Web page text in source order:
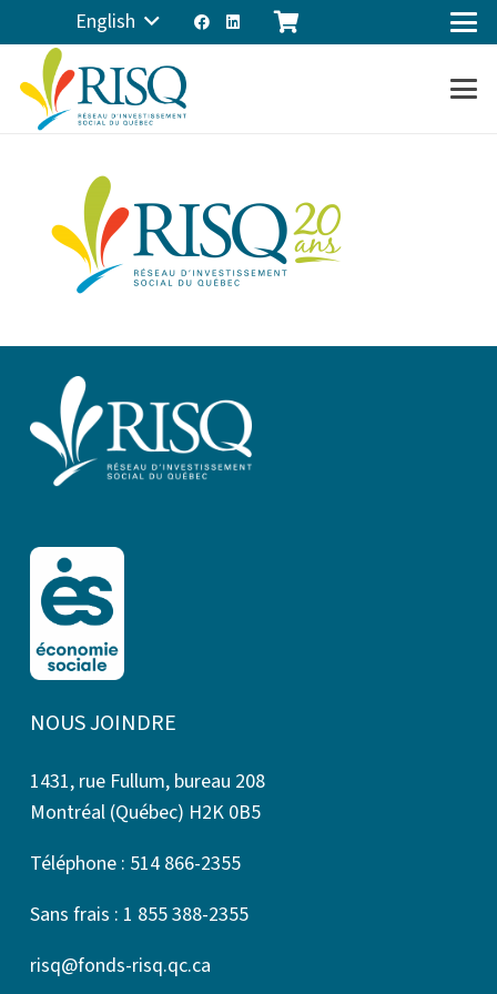
English
NOUS JOINDRE
1431, rue Fullum, bureau 208
Montréal (Québec) H2K 0B5
Téléphone : 514 866-2355
Sans frais : 1 855 388-2355
risq@fonds-risq.qc.ca